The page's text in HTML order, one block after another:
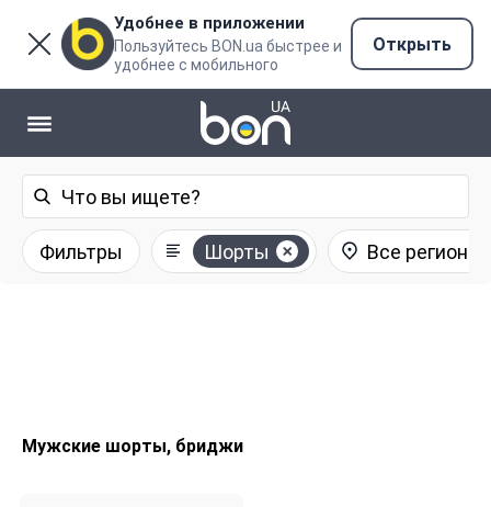
Удобнее в приложении
Пользуйтесь BON.ua быстрее и
удобнее с мобильного
Открыть
Фильтры Шорты Все регионы
Мужские шорты, бриджи